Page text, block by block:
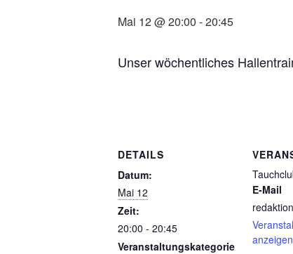
Mai 12 @ 20:00 -20:45
Unser wöchentliches
DETAILS
Datum:
Mai 12
Zeit:
20:00 - 20:45
Veranstaltungskategorie
E-Mail
anzeigen